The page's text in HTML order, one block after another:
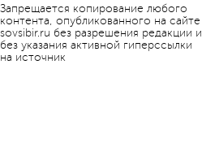
Запрещается копирование любого
контента, опубликованного на сайте
sovsibir.ru без разрешения редакции и
без указания активной гиперссылки
на источник